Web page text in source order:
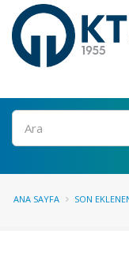
Ara
ANA SAYFA SON